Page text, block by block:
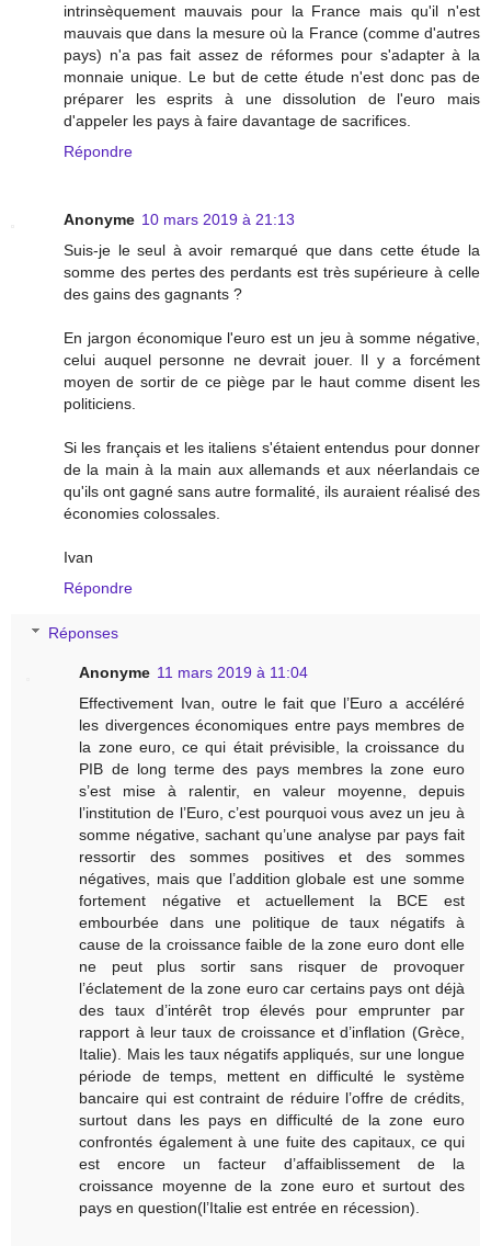
intrinsèquement mauvais pour la France mais qu'il n'est
mauvais que dans la mesure où la France (comme d'autres
pays) n'a pas fait assez de réformes pour s'adapter à la
monnaie unique. Le but de cette étude n'est donc pas de
préparer les esprits à une dissolution de l'euro mais
d'appeler les pays à faire davantage de sacrifices.
Répondre
Anonyme 10 mars 2019 à 21:13
Suis-je le seul à avoir remarqué que dans cette étude la
somme des pertes des perdants est très supérieure à celle
des gains des gagnants ?
En jargon économique l'euro est un jeu à somme négative,
celui auquel personne ne devrait jouer. Il y a forcément
moyen de sortir de ce piège par le haut comme disent les
politiciens.
Si les français et les italiens s'étaient entendus pour donner
de la main à la main aux allemands et aux néerlandais ce
qu'ils ont gagné sans autre formalité, ils auraient réalisé des
économies colossales.
Ivan
Répondre
Réponses
Anonyme 11 mars 2019 à 11:04
Effectivement Ivan, outre le fait que l’Euro a accéléré
les divergences économiques entre pays membres de
la zone euro, ce qui était prévisible, la croissance du
PIB de long terme des pays membres la zone euro
s’est mise à ralentir, en valeur moyenne, depuis
l’institution de l’Euro, c’est pourquoi vous avez un jeu à
somme négative, sachant qu’une analyse par pays fait
ressortir des sommes positives et des sommes
négatives, mais que l’addition globale est une somme
fortement négative et actuellement la BCE est
embourbée dans une politique de taux négatifs à
cause de la croissance faible de la zone euro dont elle
ne peut plus sortir sans risquer de provoquer
l’éclatement de la zone euro car certains pays ont déjà
des taux d’intérêt trop élevés pour emprunter par
rapport à leur taux de croissance et d’inflation (Grèce,
Italie). Mais les taux négatifs appliqués, sur une longue
période de temps, mettent en difficulté le système
bancaire qui est contraint de réduire l’offre de crédits,
surtout dans les pays en difficulté de la zone euro
confrontés également à une fuite des capitaux, ce qui
est encore un facteur d’affaiblissement de la
croissance moyenne de la zone euro et surtout des
pays en question(l’Italie est entrée en récession).